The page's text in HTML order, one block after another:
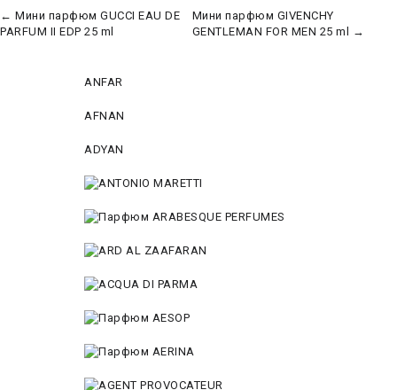
← Мини парфюм GUCCI EAU DE
PARFUM II EDP 25 ml
Мини парфюм GIVENCHY
GENTLEMAN FOR MEN 25 ml →
ANFAR
AFNAN
ADYAN